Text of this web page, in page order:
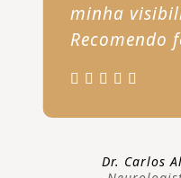
minha
Recomendo
Dr. Carlos